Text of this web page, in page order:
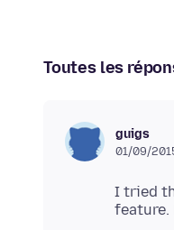
Toutes les
guigs
01/09/
I tried